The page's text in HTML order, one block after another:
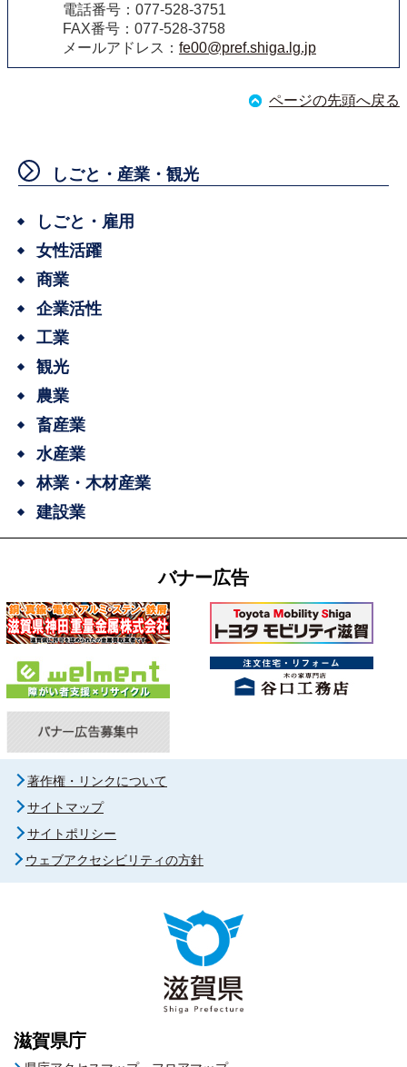
電話番号：077-528-3751
FAX番号：077-528-3758
メールアドレス： fe00@pref.shiga.lg.jp
ページの先頭へ戻る
しごと・産業・観光
しごと・雇用
女性活躍
商業
企業活性
工業
観光
農業
畜産業
水産業
林業・木材産業
建設業
バナー広告
著作権・リンクについて
サイトマップ
サイトポリシー
ウェブアクセシビリティの方針
滋賀県庁